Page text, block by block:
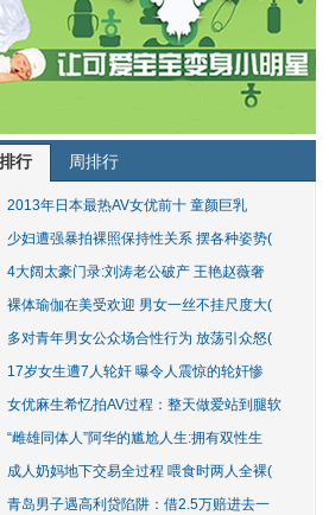
行 周排行
2013年日本最热AV女优前十 童颜巨乳
少妇遭强暴拍裸照保持性关系 摆各种姿势(
4大阔太豪门录:刘涛老公破产 王艳赵薇奢
裸体瑜伽在美受欢迎 男女一丝不挂尺度大(
多对青年男女公众场合性行为 放荡引众怒(
17岁女生遭7人轮奸 曝令人震惊的轮奸惨
女优麻生希忆拍AV过程：整天做爱站到腿软
“雌雄同体人”阿华的尴尬人生:拥有双性生
成人奶妈地下交易全过程 喂食时两人全裸(
青岛男子遇高利贷陷阱：借2.5万赔进去一